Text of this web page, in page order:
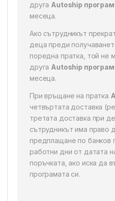
друга Autoship
месеца.
Ако сътрудникът
деца преди
поредна пратка, той не
друга Autoship
месеца.
При връщане на пратка
четвъртата доставка
третата доставка при
сътрудникът има право
предплащане по банков
работни дни от датата
поръчката, ако иска да
програмата си.